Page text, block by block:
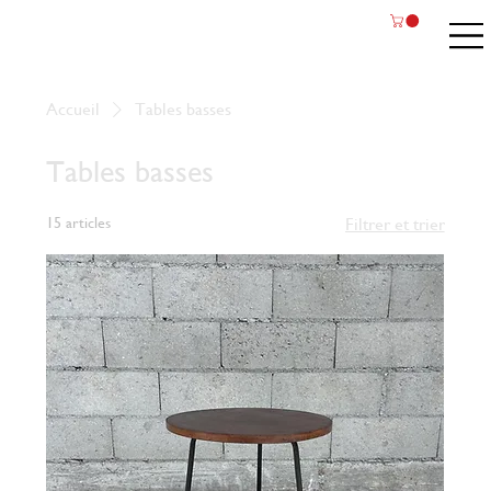
Accueil Tables basses
Tables basses
15 articles Filtrer et trier